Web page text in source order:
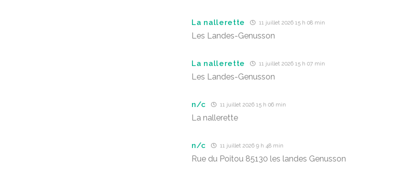
La nallerette 11 juillet 2026 15 h 08 min
Les Landes-Genusson
La nallerette 11 juillet 2026 15 h 07 min
Les Landes-Genusson
n/c 11 juillet 2026 15 h 06 min
La nallerette
n/c 11 juillet 2026 9 h 48 min
Rue du Poitou 85130 les landes Genusson